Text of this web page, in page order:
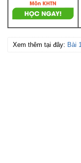
Xem thêm tại đây: Bài